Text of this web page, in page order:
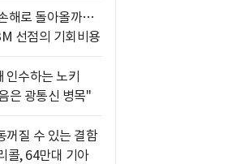
해로 돌아올까…
선점의 기회비용
인수하는 노키
은 광통신 병목"
꺼질 수 있는 결함
콜, 64만대 기아